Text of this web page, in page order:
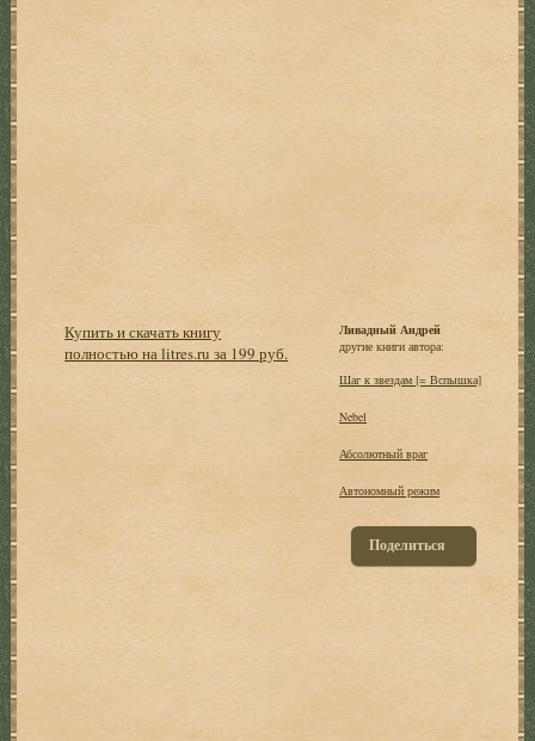
Купить и скачать книгу
полностью на litres.ru за 199 руб.
Ливадный Андрей
другие книги автора:
Шаг к звездам [= Вспышка]
Nebel
Абсолютный враг
Автономный режим
Поделиться